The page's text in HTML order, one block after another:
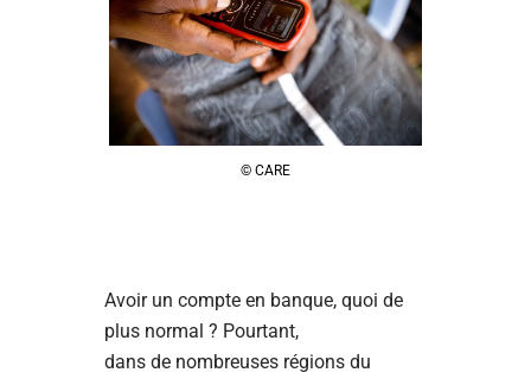
© CARE
Avoir un compte en banque, quoi de
plus normal ? Pourtant,
dans de nombreuses régions du